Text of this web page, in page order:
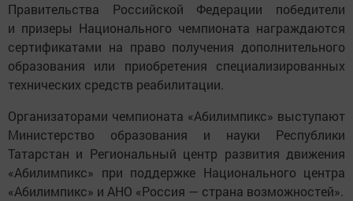
Правительства Российской Федерации победители
и призеры Национального чемпионата награждаются
сертификатами на право получения дополнительного
образования или приобретения специализированных
технических средств реабилитации.
Организаторами чемпионата «Абилимпикс» выступают
Министерство образования и науки Республики
Татарстан и Региональный центр развития движения
«Абилимпикс» при поддержке Национального центра
«Абилимпикс» и АНО «Россия — страна возможностей».